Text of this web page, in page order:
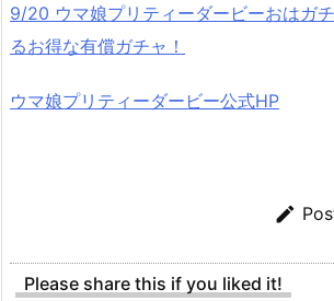
9/20 ウマ娘プリティーダービーおはガ
るお得な有償ガチャ！
ウマ娘プリティーダービー公式HP

Please share this if you liked it!